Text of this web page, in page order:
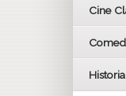
Cine